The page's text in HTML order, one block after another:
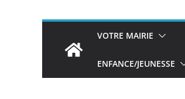
VOTRE MAIRIE
ENFANCE/JEUNESSE